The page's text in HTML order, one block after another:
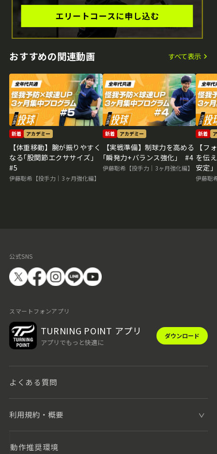
おすすめの関連動画 すべて表示
新着 アカデミー
【体重移動】腕が振りやすく
なる｢股関節エクササイズ｣
#5
伊藤聡希【投手力｜3ヶ月強化編】
新着 アカデミー
【実戦準備】制球力を高める
｢瞬発力+バランス強化｣ #4
伊藤聡希【投手力｜3ヶ月強化編】
新着
【フ
を伝
安定
伊藤聡
公式SNS
スマートフォンアプリ
TURNING POINT アプリ
アプリでもっと快適に
ダウンロード
よくある質問
利用規約・概要
動作推奨環境